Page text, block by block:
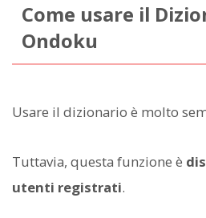
Come usare il
Ondoku
Usare il dizionario è molto
Tuttavia, questa funzione è
utenti registrati.